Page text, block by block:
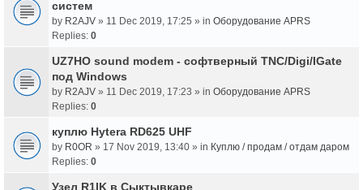
систем
by R2AJV » 11 Dec 2019, 17:25 » in Оборудование APRS
Replies: 0
UZ7HO sound modem - cофтверный TNC/Digi/IGate
под Windows
by R2AJV » 11 Dec 2019, 17:23 » in Оборудование APRS
Replies: 0
куплю Hytera RD625 UHF
by R0OR » 17 Nov 2019, 13:40 » in Куплю / продам / отдам даром
Replies: 0
Узел R1IK в Сыктывкаре